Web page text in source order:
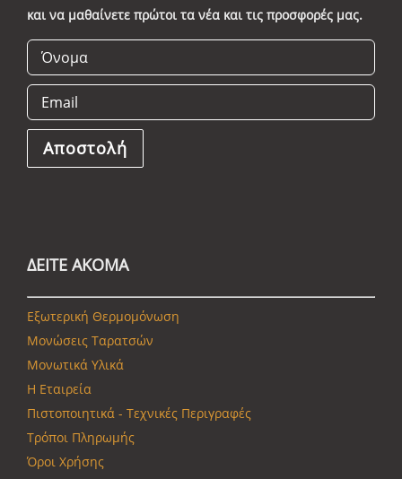
και να μαθαίνετε πρώτοι τα νέα και τις προσφορές μας.
ΔΕΙΤΕ ΑΚΟΜΑ
Εξωτερική Θερμομόνωση
Μονώσεις Ταρατσών
Μονωτικά Υλικά
Η Εταιρεία
Πιστοποιητικά - Τεχνικές Περιγραφές
Τρόποι Πληρωμής
Όροι Χρήσης